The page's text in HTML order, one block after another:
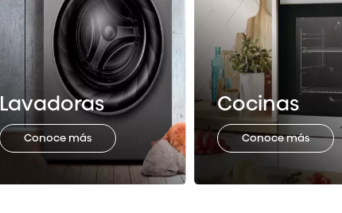
Lavadoras
Conoce más
Cocinas
Conoce más